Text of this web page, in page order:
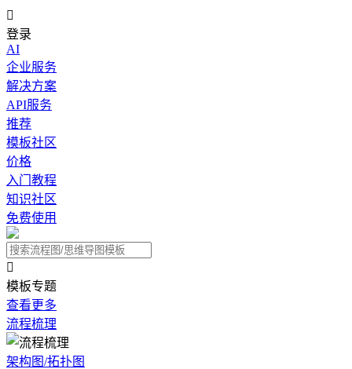

登录
AI
企业服务
解决方案
API服务
推荐
模板社区
价格
入门教程
知识社区
免费使用

模板专题
查看更多
流程梳理
架构图/拓扑图